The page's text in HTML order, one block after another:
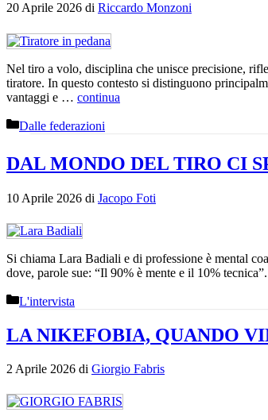
20 Aprile 2026 di Riccardo Monzoni
Nel tiro a volo, disciplina che unisce precisione,
tiratore. In questo contesto si distinguono
vantaggi e … continua
Categorie
Dalle federazioni
DAL MONDO DEL TIRO CI
10 Aprile 2026 di Jacopo Foti
Si chiama Lara Badiali e di professione è mental
dove, parole sue: “Il 90% è mente e il 10%
Categorie
L'intervista
LA NIKEFOBIA, QUANDO
2 Aprile 2026 di Giorgio Fabris